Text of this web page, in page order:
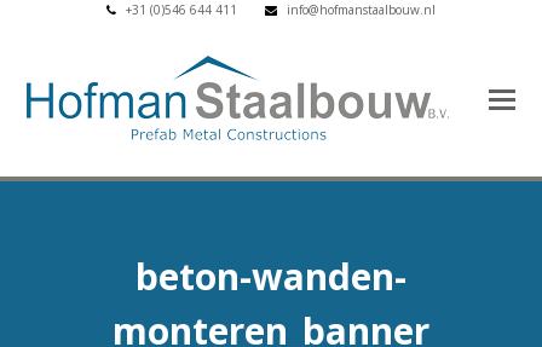
+31 (0)546 644 411 info@hofmanstaalbouw.nl
beton-wanden-
monteren_banner